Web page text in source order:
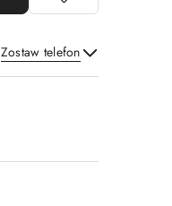
Zostaw telefon
Wyślij